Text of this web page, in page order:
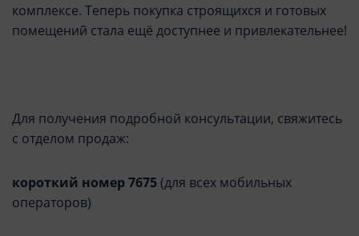
комплексе. Теперь покупка строящихся и готовых
помещений стала ещё доступнее и привлекательнее!
Для получения подробной консультации, свяжитесь
с отделом продаж:
короткий номер 7675(для всех мобильных
операторов)